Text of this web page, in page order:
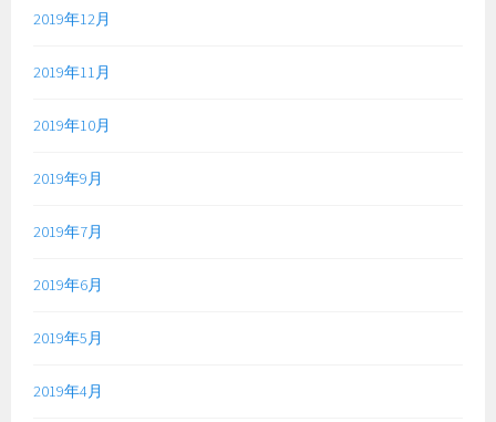
2019年12月
2019年11月
2019年10月
2019年9月
2019年7月
2019年6月
2019年5月
2019年4月